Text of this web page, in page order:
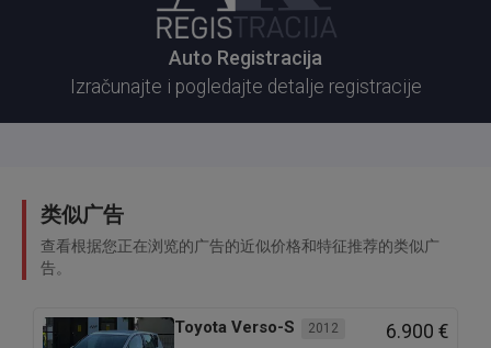
Auto Registracija
Izračunajte i pogledajte detalje registracije
类似广告
查看根据您正在浏览的广告的近似价格和特征推荐的类似广
告。
Toyota Verso-S 2012 6.900 €